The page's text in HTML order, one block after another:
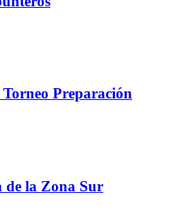
Preparación
de la Zona Sur